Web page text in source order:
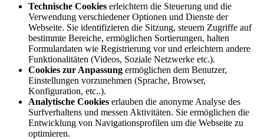
Technische Cookies erleichtern die Steuerung und die
Verwendung verschiedener Optionen und Dienste der
Webseite. Sie identifizieren die Sitzung, steuern Zugriffe auf
bestimmte Bereiche, ermöglichen Sortierungen, halten
Formulardaten wie Registrierung vor und erleichtern andere
Funktionalitäten (Videos, Soziale Netzwerke etc.).
Cookies zur Anpassung ermöglichen dem Benutzer,
Einstellungen vorzunehmen (Sprache, Browser,
Konfiguration, etc..).
Analytische Cookies erlauben die anonyme Analyse des
Surfverhaltens und messen Aktivitäten. Sie ermöglichen die
Entwicklung von Navigationsprofilen um die Webseite zu
optimieren.